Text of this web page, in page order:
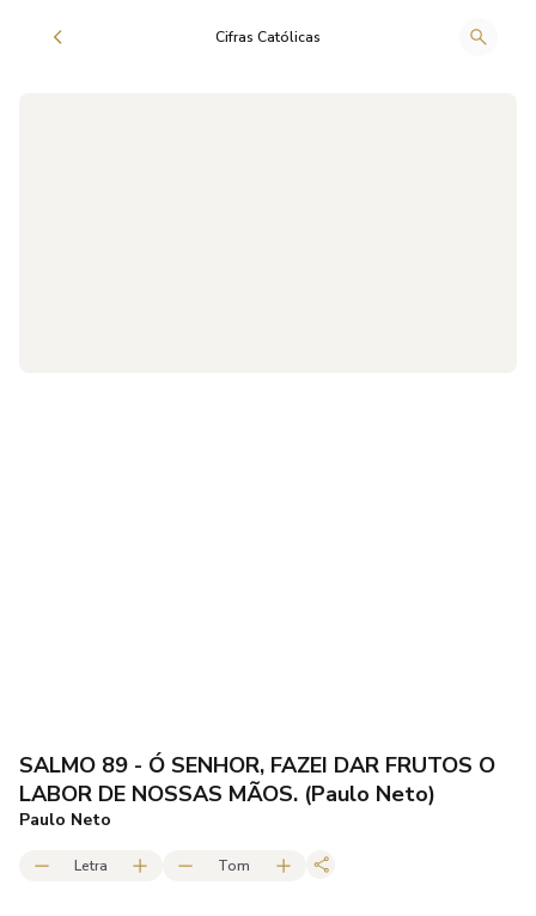
Cifras Católicas
SALMO 89 - Ó SENHOR, FAZEI DAR FRUTOS O
LABOR DE NOSSAS MÃOS. (Paulo Neto)
Paulo Neto
Letra Tom